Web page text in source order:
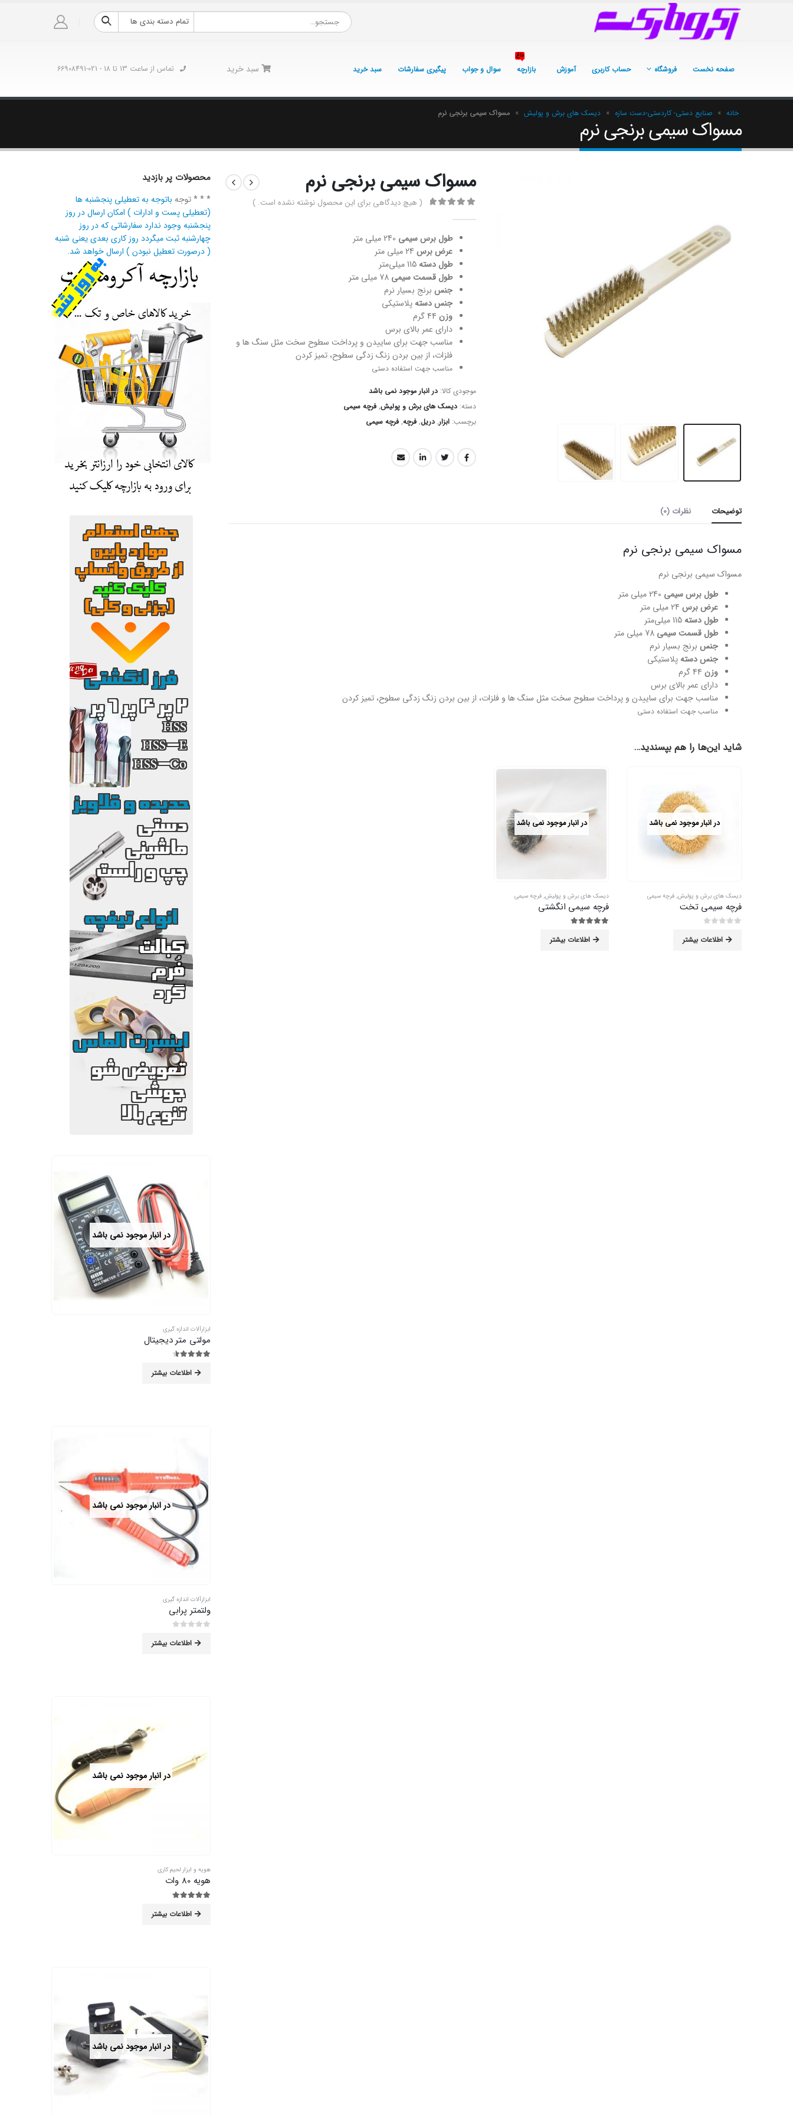
تمام دسته بندی ها
صفحه نخست فروشگاه حساب کاربری آموزش بازارچه
داغ
سوال و جواب پیگیری سفارشات سبد خرید سبد خرید تماس از ساعت 13 تا 18 - 021-66908491
خانه » صنایع دستی- کاردستی-دست سازه » دیسک های برش و پولیش » مسواک سیمی برنجی نرم
مسواک سیمی برنجی نرم
مسواک سیمی برنجی نرم
( هیچ دیدگاهی برای این محصول نوشته نشده است. )
طول برس سیمی
عرض برس
طول دسته
طول قسمت سیمی 78 میلی متر
جنس برنج بسیار نرم
جنس دسته پلاستیکی
وزن
دارای عمر بالای برس
مناسب جهت برای ساییدن و پرداخت سطوح سخت مثل سنگ ها و
فلزات، از بین بردن زنگ زدگی سطوح، تمیز کردن
مناسب جهت استفاده دستی
موجودی کالا: در انبار موجود نمی باشد
دسته: دیسک های برش و پولیش, فرچه سیمی
برچسب: ابزار, دریل, فرچه, فرچه سیمی
توضیحات نظرات (0)
مسواک سیمی برنجی نرم
مسواک سیمی برنجی نرم
طول برس سیمی
عرض برس
طول دسته
طول قسمت سیمی 78 میلی متر
جنس برنج بسیار نرم
جنس دسته پلاستیکی
وزن
دارای عمر بالای برس
مناسب جهت برای ساییدن و پرداخت سطوح سخت مثل سنگ ها و فلزات، از بین بردن زنگ زدگی سطوح، تمیز کردن
مناسب جهت استفاده دستی
شاید این‌ها را هم بپسندید…
در انبار موجود نمی باشد
دیسک های برش و پولیش, فرچه سیمی
فرچه سیمی تخت
اطلاعات بیشتر
در انبار موجود نمی باشد
دیسک های برش و پولیش, فرچه سیمی
فرچه سیمی انگشتی
اطلاعات بیشتر
محصولات پر بازدید
* * * توجه باتوجه به تعطیلی پنجشنبه ها
(تعطیلی پست و ادارات ) امکان ارسال در روز
پنجشنبه وجود ندارد سفارشاتی که در روز
چهارشنبه ثبت میگردد روز کاری بعدی یعنی شنبه
( درصورت تعطیل نبودن ) ارسال خواهد شد.
در انبار موجود نمی باشد
ابزارآلات اندازه گیری
مولتی متر دیجیتال
اطلاعات بیشتر
در انبار موجود نمی باشد
ابزارآلات اندازه گیری
ولتمتر پرابی
اطلاعات بیشتر
در انبار موجود نمی باشد
هویه و ابزار لحیم کاری
هویه 80 وات
اطلاعات بیشتر
در انبار موجود نمی باشد